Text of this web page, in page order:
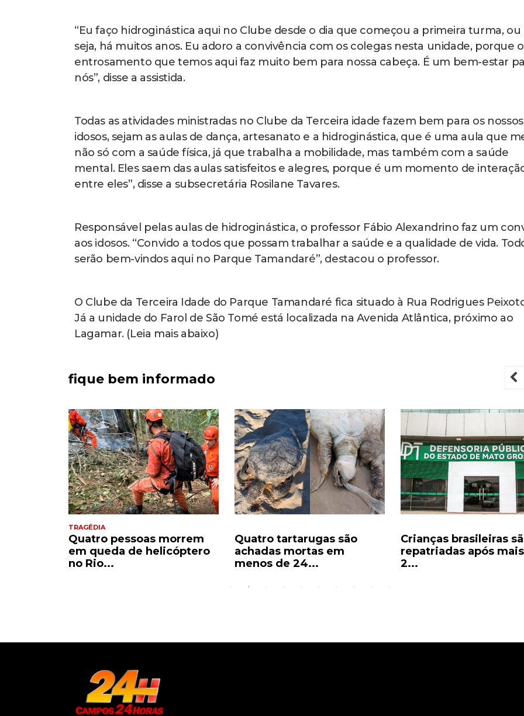
“Eu faço hidroginástica aqui no Clube desde o dia que começou a primeira turma, ou
seja, há muitos anos. Eu adoro a convivência com os colegas nesta unidade, porque o
entrosamento que temos aqui faz muito bem para nossa cabeça. É um bem-estar
nós”, disse a assistida.
Todas as atividades ministradas no Clube da Terceira idade fazem bem para os nossos
idosos, sejam as aulas de dança, artesanato e a hidroginástica, que é uma aula que
não só com a saúde física, já que trabalha a mobilidade, mas também com a saúde
mental. Eles saem das aulas satisfeitos e alegres, porque é um momento de
entre eles”, disse a subsecretária Rosilane Tavares.
Responsável pelas aulas de hidroginástica, o professor Fábio Alexandrino faz um
aos idosos. “Convido a todos que possam trabalhar a saúde e a qualidade de vida.
serão bem-vindos aqui no Parque Tamandaré”, destacou o professor.
O Clube da Terceira Idade do Parque Tamandaré fica situado à Rua Rodrigues
Já a unidade do Farol de São Tomé está localizada na Avenida Atlântica, próximo ao
Lagamar. (Leia mais abaixo)
fique bem informado
TRAGÉDIA
Quatro pessoas morrem
em queda de helicóptero
no Rio...
Quatro tartarugas são
achadas mortas em
menos de 24...
Crianças brasileiras
repatriadas após
2...